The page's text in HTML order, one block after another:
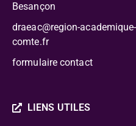
Besançon
draeac@region-
comte.fr
formulaire contact
LIENS UTILES